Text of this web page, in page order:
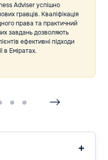
Adviser успішно
гравців. Кваліфікація
права та практичний
завдань дозволяють
ефективні підходи
в Еміратах.